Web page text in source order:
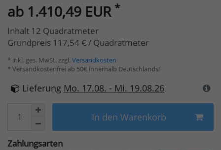
ab 1.410,49 EUR *
Inhalt 12 Quadratmeter
Grundpreis 117,54 € / Quadratmeter
* inkl. ges. MwSt. zzgl. Versandkosten
* Versandkostenfrei ab 50€ innerhalb Deutschlands!
Lieferung Mo. 17.08. - Mi. 19.08.26
In den Warenkorb
Zahlungsarten